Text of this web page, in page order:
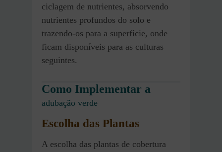
ciclagem de nutrientes, absorvendo
nutrientes profundos do solo e
trazendo-os para a superfície, onde
ficam disponíveis para as culturas
seguintes.
Como Implementar a
adubação verde
Escolha das Plantas
A escolha das plantas de cobertura